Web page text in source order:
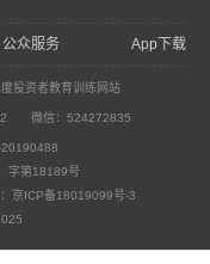
公众服务 App下载
投资者教育训练网站
微信：524272835
20190488
字第18189号
京ICP备18019099号-3